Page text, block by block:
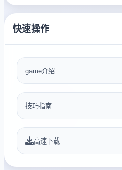
快速操作
game介绍
技巧指南
高速下载